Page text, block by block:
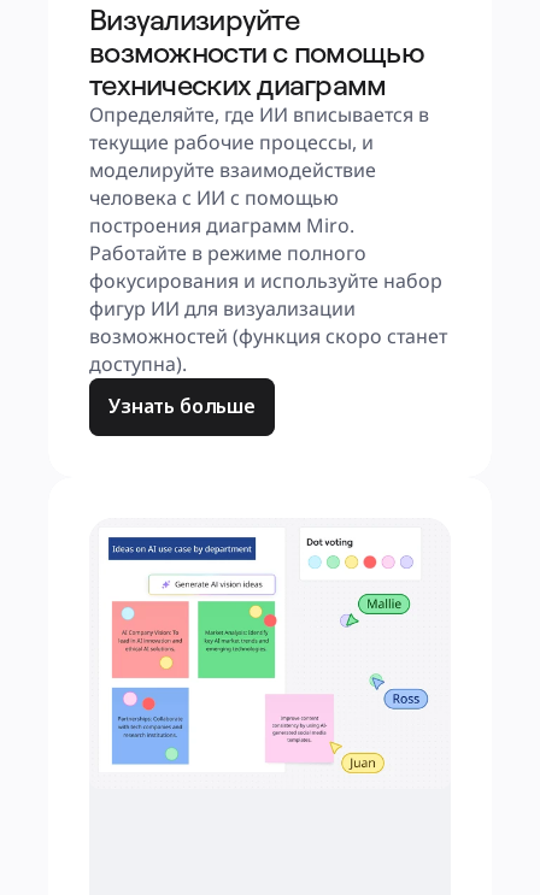
Визуализируйте
возможности с помощью
технических диаграмм
Определяйте, где ИИ вписывается в
текущие рабочие процессы, и
моделируйте взаимодействие
человека с ИИ с помощью
построения диаграмм Miro.
Работайте в режиме полного
фокусирования и используйте набор
фигур ИИ для визуализации
возможностей (функция скоро станет
доступна).
Узнать больше